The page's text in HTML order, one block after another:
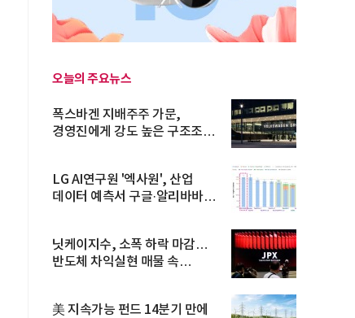
오늘의 주요뉴스
폭스바겐 지배주주 가문,
경영진에게 강도 높은 구조조정
LG AI연구원 '엑사원', 산업
데이터 예측서 구글·알리바바
닛케이지수, 소폭 하락 마감…
반도체 차익실현 매물 속
美 지속가능 펀드 14분기 만에